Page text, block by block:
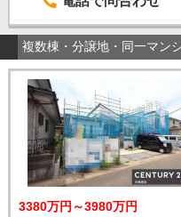
複数棟・分譲地・同一マン
3380万円～3980万円